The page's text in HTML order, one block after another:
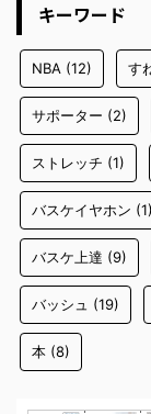
キーワード
NBA (12) す
サポーター (2)
ストレッチ (1)
バスケイヤホン (1)
バスケ上達 (9)
バッシュ (19)
本 (8)